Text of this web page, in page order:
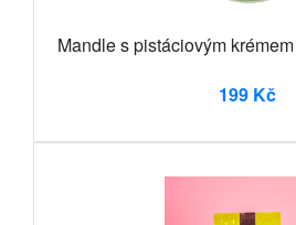
Mandle s pistáciovým
199 Kč